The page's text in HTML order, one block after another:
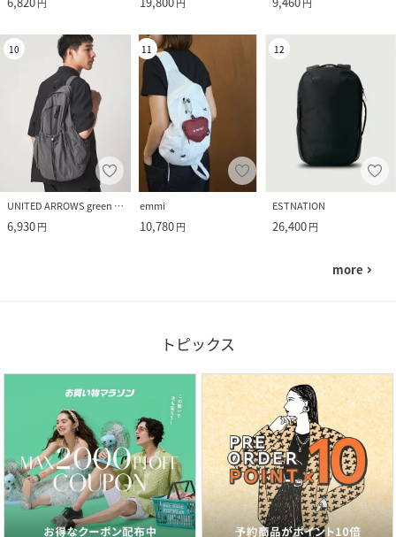
円 円 円
10
UNITED ARROWS green label relaxing
6,930円
11
emmi
10,780円
12
ESTNATION
26,400円
more navigate_next
トピックス